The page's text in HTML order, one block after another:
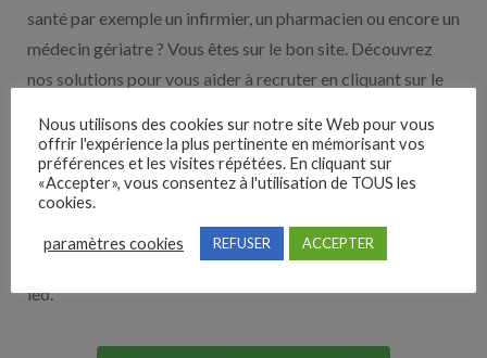
santé par exemple un infirmier, un pharmacien ou encore un
médecin gériatre ? Vous êtes sur le bon site. Découvrez
nos solutions pour vous aider à recruter en cliquant sur le
Nos solutions entreprises
Lorem ipsum dolor sit amet, consectetur adipiscing elit. Ut
elit tellus, luctus nec ullamcorper mattis, pulvinar dapibus
leo.
Nous utilisons des cookies sur notre site Web pour vous
offrir l'expérience la plus pertinente en mémorisant vos
préférences et les visites répétées. En cliquant sur
«Accepter», vous consentez à l'utilisation de TOUS les
cookies.
paramètres cookies REFUSER ACCEPTER